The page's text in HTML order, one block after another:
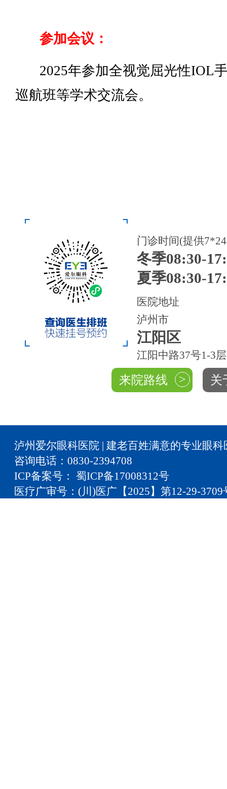
参加会议：
2025年参加全视觉屈光性IOL
巡航班等学术交流会。
门诊时间(提供
冬季08:30-
夏季08:30-
医院地址
泸州市
江阳区
江阳中路37号1-3层
来院路线 > 关
泸州爱尔眼科医院 | 建老百姓满意的专业眼科
咨询电话：0830-2394708
ICP备案号： 蜀ICP备17008312号
医疗广审号：(川)医广【2025】第12-29-3709